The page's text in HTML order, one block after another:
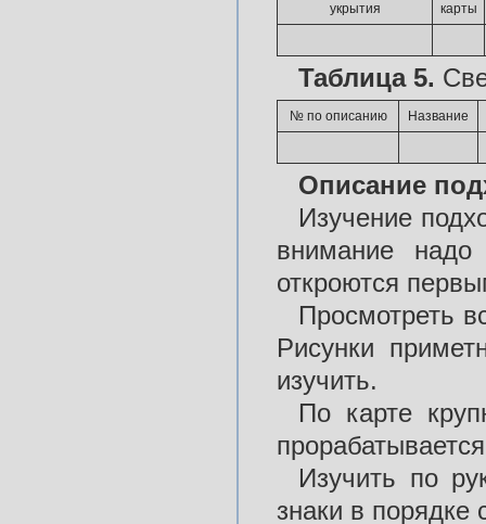
укрытия
карты
Таблица 5.
№ по описанию Название
Описание
Изучение
внимание надо
откроются
Просмотреть
Рисунки
изучить.
По карте
Изучить по
знаки в порядке